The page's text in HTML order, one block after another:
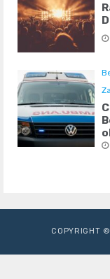
COPYRIGHT